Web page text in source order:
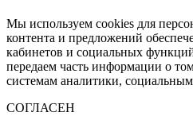
Мы используем cookies для
контента и предложений
кабинетов и социальных
передаем часть информации о
системам аналитики,
СОГЛАСЕН